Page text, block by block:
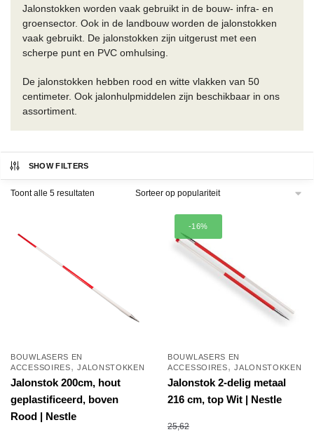
Jalonstokken worden vaak gebruikt in de bouw- infra- en
groensector. Ook in de landbouw worden de jalonstokken
vaak gebruikt. De jalonstokken zijn uitgerust met een
scherpe punt en PVC omhulsing.
De jalonstokken hebben rood en witte vlakken van 50
centimeter. Ook jalonhulpmiddelen zijn beschikbaar in ons
assortiment.
SHOW FILTERS
Toont alle 5 resultaten Gesorteerd
BOUWLASERS EN
ACCESSOIRES,JALONSTOKKEN
Jalonstok 200cm, hout
geplastificeerd, boven
Rood | Nestle
-16%
BOUWLASERS EN
ACCESSOIRES,JALONSTOKKEN
Jalonstok 2-delig metaal
216 cm, top Wit | Nestle
25,62